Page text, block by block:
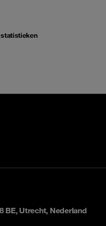
statistieken
BE, Utrecht, Nederland